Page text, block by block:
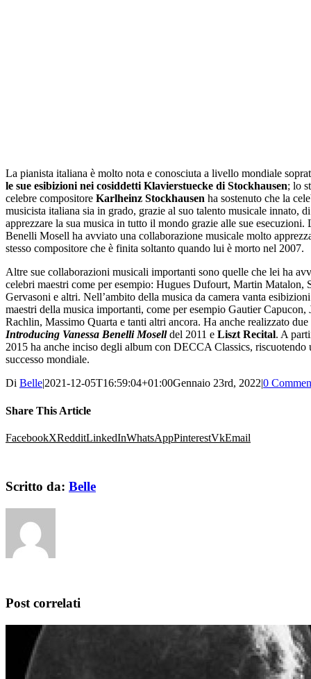
La pianista italiana è molto nota e conosciuta a livello mondiale
le sue esibizioni nei cosiddetti Klavierstuecke di Stockhausen; lo
celebre compositore Karlheinz Stockhausen ha sostenuto che la
musicista italiana sia in grado, grazie al suo talento musicale innato,
apprezzare la sua musica in tutto il mondo grazie alle sue esecuzioni.
Benelli Mosell ha avviato una collaborazione musicale molto
stesso compositore che è finita soltanto quando lui è morto nel 2007.
Altre sue collaborazioni musicali importanti sono quelle che lei ha
celebri maestri come per esempio: Hugues Dufourt, Martin Matalon,
Gervasoni e altri. Nell’ambito della musica da camera vanta
maestri della musica importanti, come per esempio Gautier Capucon,
Rachlin, Massimo Quarta e tanti altri ancora. Ha anche realizzato
Introducing Vanessa Benelli Moselldel 2011 e Liszt Recital. A
2015 ha anche inciso degli album con DECCA Classics, riscuotendo
successo mondiale.
Di Belle|2021-12-05T16:59:04+01:00Gennaio 23rd, 2022|0
Share This Article
FacebookXRedditLinkedInWhatsAppPinterestVkEmail
Scritto da: Belle
Post correlati